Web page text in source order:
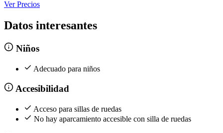
Ver Precios
Datos interesantes
Niños
Adecuado para niños
Accesibilidad
Acceso para sillas de ruedas
No hay aparcamiento accesible con silla de ruedas